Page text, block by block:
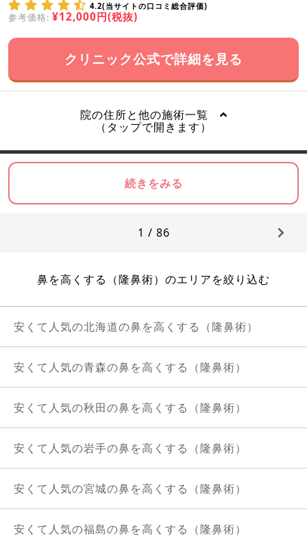
4.2(当サイトの口コミ総合評価)
参考価格: ¥12,000円(税抜)
クリニック公式で詳細を見る
院の住所と他の施術一覧
（タップで開きます）
続きをみる
1 / 86
鼻を高くする（隆鼻術）のエリアを絞り込む
安くて人気の北海道の鼻を高くする（隆鼻術）
安くて人気の青森の鼻を高くする（隆鼻術）
安くて人気の秋田の鼻を高くする（隆鼻術）
安くて人気の岩手の鼻を高くする（隆鼻術）
安くて人気の宮城の鼻を高くする（隆鼻術）
安くて人気の福島の鼻を高くする（隆鼻術）